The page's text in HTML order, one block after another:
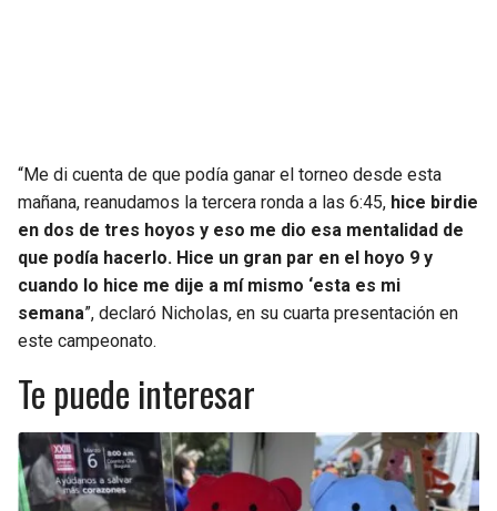
“Me di cuenta de que podía ganar el torneo desde esta
mañana, reanudamos la tercera ronda a las 6:45, hice birdie
en dos de tres hoyos y eso me dio esa mentalidad de
que podía hacerlo. Hice un gran par en el hoyo 9 y
cuando lo hice me dije a mí mismo ‘esta es mi
semana”, declaró Nicholas, en su cuarta presentación en
este campeonato.
Te puede interesar